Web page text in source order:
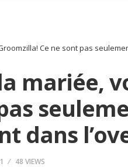
Ce ne sont pas
mariée,
dans
48 VIEWS